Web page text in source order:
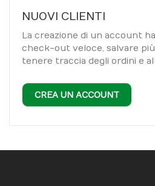
NUOVI CLIENTI
La creazione di un account
check-out veloce, salvare
tenere traccia degli ordini e
CREA UN ACCOUNT